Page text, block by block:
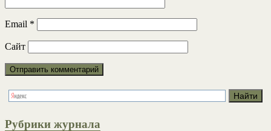
Email *
Сайт
Рубрики журнала